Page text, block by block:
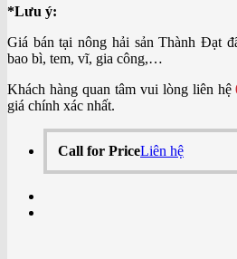
*Lưu ý:
Giá bán tại nông hải sản Thành Đạt
bao bì, tem, vĩ, gia công,…
Khách hàng quan tâm vui lòng liên hệ
giá chính xác nhất.
Call for PriceLiên hệ